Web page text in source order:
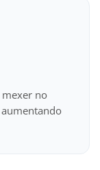
no